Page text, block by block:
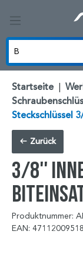
Startseite |
Steckschlüssel
Zurück
3/8''
Produktnummer:
EAN: